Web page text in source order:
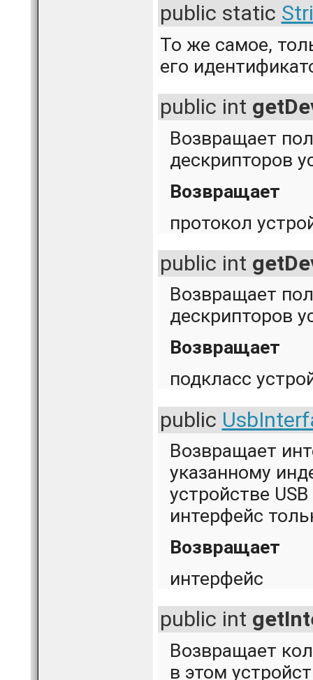
public static
То же самое,
его
public int
Возвращает
дескрипторов
Возвращает
протокол
public int
Возвращает
дескрипторов
Возвращает
подкласс
public
Возвращает
указанному
устройстве
интерфейс
Возвращает
интерфейс
public int
Возвращает
в этом